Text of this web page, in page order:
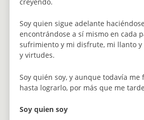
Soy quien sigue adelante
encontrándose a sí mismo en cada
sufrimiento y mi disfrute, mi llanto y
y virtudes.
Soy quién soy, y aunque todavía me
hasta lograrlo, por más que me
Soy quien soy